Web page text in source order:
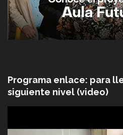
Programa enlace: para
siguiente nivel (video)